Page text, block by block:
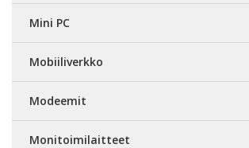
Mini PC
Mobiiliverkko
Modeemit
Monitoimilaitteet